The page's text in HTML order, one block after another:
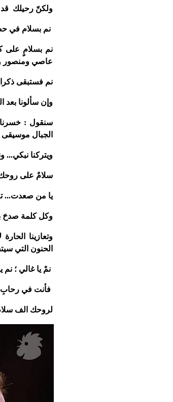
ولكنّ رحيلك
نم بسلام في
نم بسلامٍ على
عاصي ومنصور
نم فستبقى
وإن سألونا بعد
سنقول :
الجبال موسيقى
ويتركنا
سلامٌ على
يا من صعدت...
وكل كلمة صدحَ
وتعازينا
الحنون التي
نمْ يا غالي ؛ نم
فأنت في رحابِ
لروحك الف